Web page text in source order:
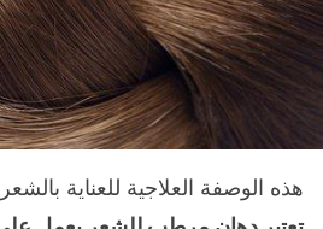
هذه الوصفة العلاجية للعناية